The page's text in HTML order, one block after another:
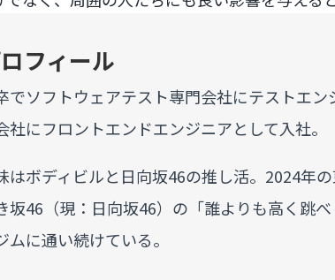
フィール
でソフトウェアテスト専門会社にテストエ
社にフロントエンドエンジニアとして入社。
はボディビルと日向坂46の推し活。2024年
坂46（現：日向坂46）の「誰よりも高く跳
ムに通い続けている。